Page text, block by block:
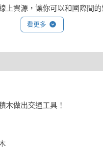
上資源，讓你可以和國際間
良伴，提供你必備的知識和創
看更多
木做出交通工具！